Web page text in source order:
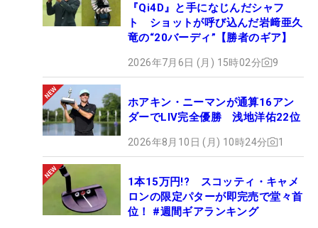
『Qi4D』と手になじんだシャフ
ト ショットが呼び込んだ岩﨑亜久
竜の“20バーディ”【勝者のギア】
2026年7月6日 (月) 15時02分 9
ホアキン・ニーマンが通算16アン
ダーでLIV完全優勝 浅地洋佑22位
2026年8月10日 (月) 10時24分 1
1本15万円!? スコッティ・キャメ
ロンの限定パターが即完売で堂々首
位！ #週間ギアランキング